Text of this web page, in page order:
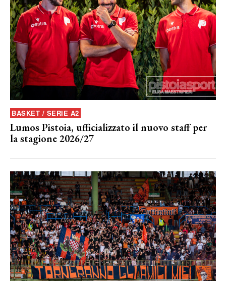
BASKET / SERIE A2
Lumos Pistoia, ufficializzato il nuovo staff per
la stagione 2026/27